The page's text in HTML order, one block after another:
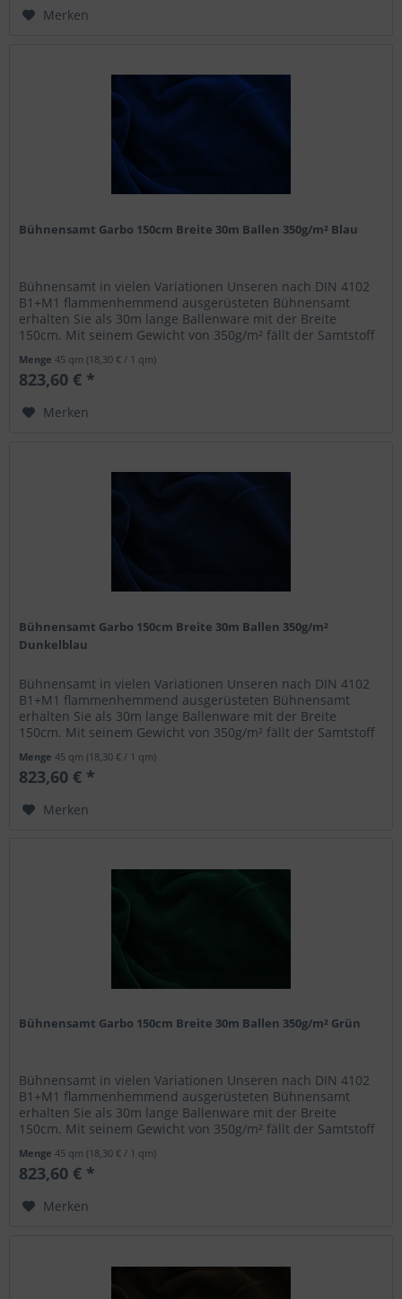
Merken
Bühnensamt Garbo 150cm Breite 30m Ballen 350g/m² Blau
Bühnensamt in vielen Variationen Unseren nach DIN 4102
B1+M1 flammenhemmend ausgerüsteten Bühnensamt
erhalten Sie als 30m lange Ballenware mit der Breite
150cm. Mit seinem Gewicht von 350g/m² fällt der Samtstoff
Menge45 qm(18,30 € / 1 qm)
823,60 € *
Merken
Bühnensamt Garbo 150cm Breite 30m Ballen 350g/m²
Dunkelblau
Bühnensamt in vielen Variationen Unseren nach DIN 4102
B1+M1 flammenhemmend ausgerüsteten Bühnensamt
erhalten Sie als 30m lange Ballenware mit der Breite
150cm. Mit seinem Gewicht von 350g/m² fällt der Samtstoff
Menge45 qm(18,30 € / 1 qm)
823,60 € *
Merken
Bühnensamt Garbo 150cm Breite 30m Ballen 350g/m² Grün
Bühnensamt in vielen Variationen Unseren nach DIN 4102
B1+M1 flammenhemmend ausgerüsteten Bühnensamt
erhalten Sie als 30m lange Ballenware mit der Breite
150cm. Mit seinem Gewicht von 350g/m² fällt der Samtstoff
Menge45 qm(18,30 € / 1 qm)
823,60 € *
Merken